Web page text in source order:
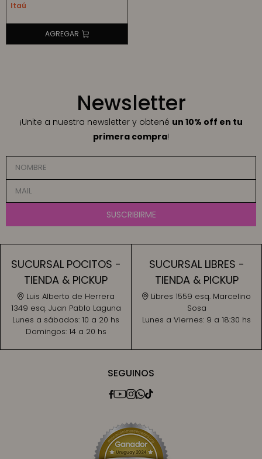
Itaú
SEGUINOS

Newsletter
¡Unite a nuestra newsletter y obtené un 10% off en tu
primera compra!
SUSCRIBIRME
SUCURSAL POCITOS -
TIENDA & PICKUP
Luis Alberto de Herrera
1349 esq. Juan Pablo Laguna
Lunes a sábados: 10 a 20 hs
Domingos: 14 a 20 hs
SUCURSAL LIBRES -
TIENDA & PICKUP
Libres 1559 esq. Marcelino
Sosa
Lunes a Viernes: 9 a 18:30 hs